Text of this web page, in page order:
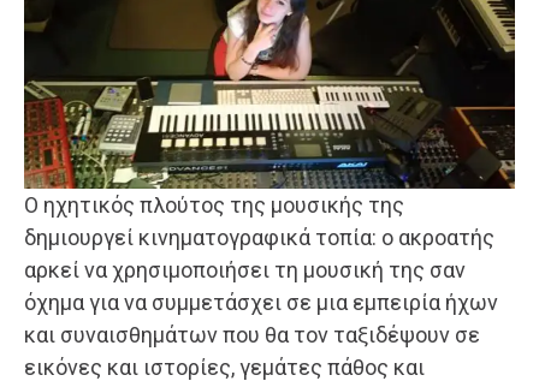
Ο ηχητικός πλούτος της μουσικής της
δημιουργεί κινηματογραφικά τοπία: ο ακροατής
αρκεί να χρησιμοποιήσει τη μουσική της σαν
όχημα για να συμμετάσχει σε μια εμπειρία ήχων
και συναισθημάτων που θα τον ταξιδέψουν σε
εικόνες και ιστορίες, γεμάτες πάθος και